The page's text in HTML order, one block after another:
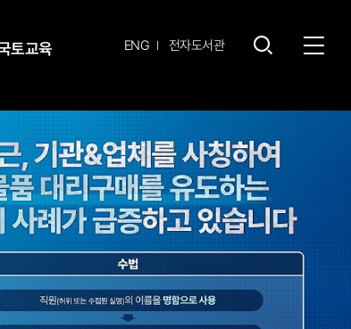
토교육 ENG영문전자도서관